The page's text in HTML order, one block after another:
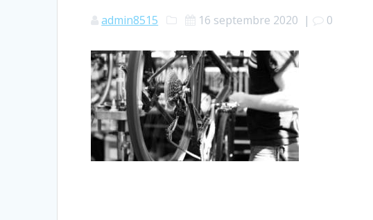
admin8515 16 septembre 2020 | 0